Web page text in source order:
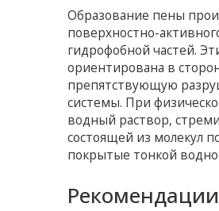
Образование пены
поверхностно-
гидрофобной частей.
ориентирована в
препятствующую
системы. При
водный раствор,
состоящей из молекул
покрытые тонкой